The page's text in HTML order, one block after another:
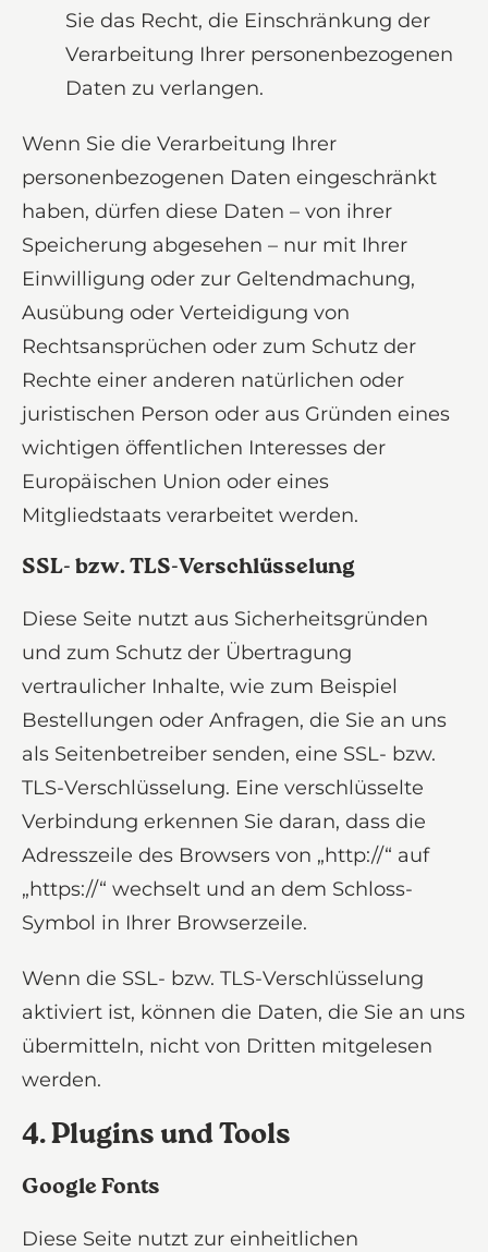
Sie das Recht, die Einschränkung der
Verarbeitung Ihrer personenbezogenen
Daten zu verlangen.
Wenn Sie die Verarbeitung Ihrer
personenbezogenen Daten eingeschränkt
haben, dürfen diese Daten – von ihrer
Speicherung abgesehen – nur mit Ihrer
Einwilligung oder zur Geltendmachung,
Ausübung oder Verteidigung von
Rechtsansprüchen oder zum Schutz der
Rechte einer anderen natürlichen oder
juristischen Person oder aus Gründen eines
wichtigen öffentlichen Interesses der
Europäischen Union oder eines
Mitgliedstaats verarbeitet werden.
SSL- bzw. TLS-Verschlüsselung
Diese Seite nutzt aus Sicherheitsgründen
und zum Schutz der Übertragung
vertraulicher Inhalte, wie zum Beispiel
Bestellungen oder Anfragen, die Sie an uns
als Seitenbetreiber senden, eine SSL- bzw.
TLS-Verschlüsselung. Eine verschlüsselte
Verbindung erkennen Sie daran, dass die
Adresszeile des Browsers von „http://“ auf
„https://“ wechselt und an dem Schloss-
Symbol in Ihrer Browserzeile.
Wenn die SSL- bzw. TLS-Verschlüsselung
aktiviert ist, können die Daten, die Sie an uns
übermitteln, nicht von Dritten mitgelesen
werden.
4. Plugins und Tools
Google Fonts
Diese Seite nutzt zur einheitlichen